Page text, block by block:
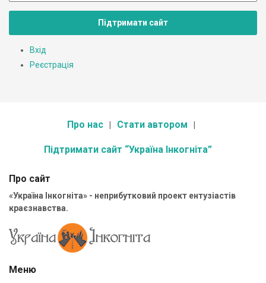
Підтримати сайт
Вхід
Реєстрація
Про нас Стати автором
Підтримати сайт “Україна Інкогніта”
Про сайт
«Україна Інкогніта» - неприбутковий проект ентузіастів
краєзнавства.
Меню